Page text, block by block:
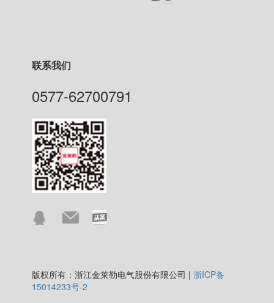
联系我们
0577-62700791
版权所有：浙江金莱勒电气股份有限公司 |浙ICP备
15014233号-2